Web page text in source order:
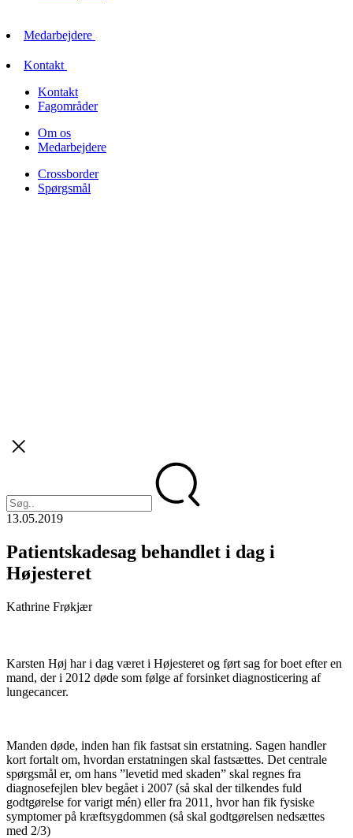
Medarbejdere
Kontakt
Kontakt
Fagområder
Om os
Medarbejdere
Crossborder
Spørgsmål
13.05.2019
Patientskadesag behandlet i dag i
Højesteret
Kathrine Frøkjær
Karsten Høj har i dag været i Højesteret og ført sag for boet efter en
mand, der i 2012 døde som følge af forsinket diagnosticering af
lungecancer.
Manden døde, inden han fik fastsat sin erstatning. Sagen handler
kort fortalt om, hvordan erstatningen skal fastsættes. Det centrale
spørgsmål er, om hans ”levetid med skaden” skal regnes fra
diagnosefejlen blev begået i 2007 (så skal der tilkendes fuld
godtgørelse for varigt mén) eller fra 2011, hvor han fik fysiske
symptomer på kræftsygdommen (så skal godtgørelsen nedsættes
med 2/3)